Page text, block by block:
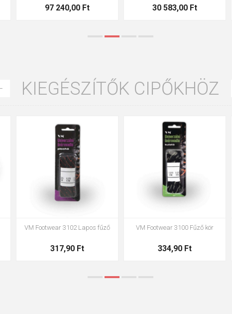
42 330,00 Ft 42 330,00 Ft
KIEGÉSZÍTŐK CIPŐKHÖZ
VM Footwear 3102 Lapos fűző
317,90 Ft
125cm
VM Footwear 3100 Fűző kör
334,90 Ft
125cm